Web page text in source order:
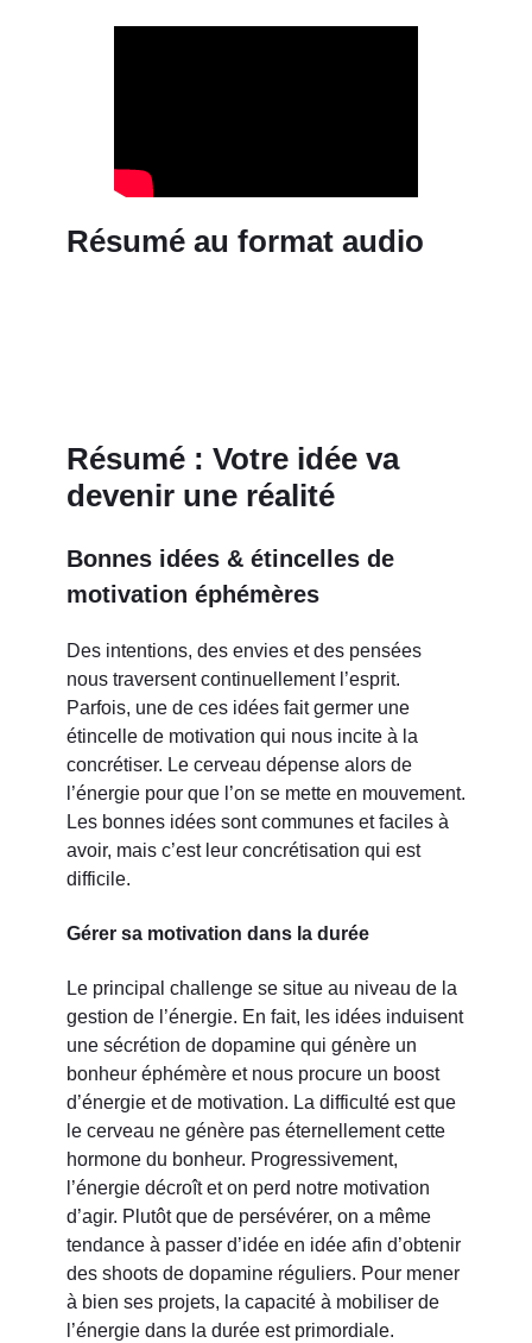
Résumé au format audio
Résumé : Votre idée va
devenir une réalité
Bonnes idées & étincelles de
motivation éphémères
Des intentions, des envies et des pensées
nous traversent continuellement l’esprit.
Parfois, une de ces idées fait germer une
étincelle de motivation qui nous incite à la
concrétiser. Le cerveau dépense alors de
l’énergie pour que l’on se mette en mouvement.
Les bonnes idées sont communes et faciles à
avoir, mais c’est leur concrétisation qui est
difficile.
Gérer sa motivation dans la durée
Le principal challenge se situe au niveau de la
gestion de l’énergie. En fait, les idées induisent
une sécrétion de dopamine qui génère un
bonheur éphémère et nous procure un boost
d’énergie et de motivation. La difficulté est que
le cerveau ne génère pas éternellement cette
hormone du bonheur. Progressivement,
l’énergie décroît et on perd notre motivation
d’agir. Plutôt que de persévérer, on a même
tendance à passer d’idée en idée afin d’obtenir
des shoots de dopamine réguliers. Pour mener
à bien ses projets, la capacité à mobiliser de
l’énergie dans la durée est primordiale.